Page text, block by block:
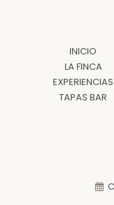
INICIO
LA FINCA
EXPERIENCIAS
TAPAS BAR